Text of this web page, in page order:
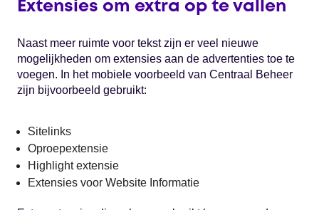
Extensies om extra op te vallen
Naast meer ruimte voor tekst zijn er veel nieuwe
mogelijkheden om extensies aan de advertenties toe te
voegen. In het mobiele voorbeeld van Centraal Beheer
zijn bijvoorbeeld gebruikt:
Sitelinks
Oproepextensie
Highlight extensie
Extensies voor Website Informatie